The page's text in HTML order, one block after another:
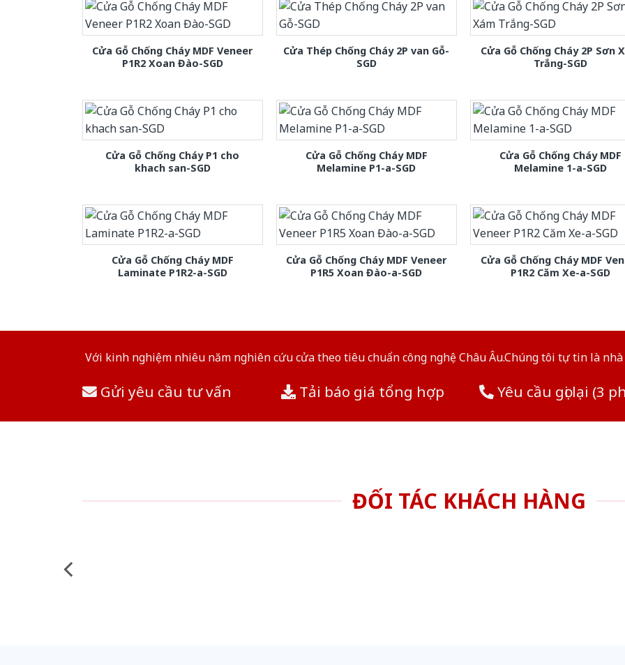
Cửa Gỗ Chống Cháy MDF Veneer
P1R2 Xoan Đào-SGD
Cửa Thép Chống Cháy 2P van Gỗ-
SGD
Cửa Gỗ Chống Cháy 2P Sơn
Trắng-SGD
Cửa Gỗ Chống Cháy P1 cho
khach san-SGD
Cửa Gỗ Chống Cháy MDF
Melamine P1-a-SGD
Cửa Gỗ Chống Cháy MDF
Melamine 1-a-SGD
Cửa Gỗ Chống Cháy MDF
Laminate P1R2-a-SGD
Cửa Gỗ Chống Cháy MDF Veneer
P1R5 Xoan Đào-a-SGD
Cửa Gỗ Chống Cháy MDF
P1R2 Căm Xe-a-SGD
Với kinh nghiệm nhiêu năm nghiên cứu cửa theo tiêu chuẩn công nghệ Châu Âu.Chúng tôi tự tin là
Gửi yêu cầu tư vấn Tải báo giá tổng hợp Yêu cầu gọi lại (3
ĐỐI TÁC KHÁCH HÀNG